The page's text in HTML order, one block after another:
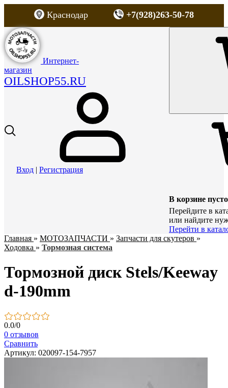
Краснодар +7(928)263-50-78
Интернет-
магазин
OILSHOP55.RU
Вход | Регистрация
В корзине пусто
Перейдите в
или найдите
Перейти в
Главная » МОТОЗАПЧАСТИ » Запчасти для скутеров »
Ходовка » Тормозная система
Тормозной диск Stels/Keeway
d-190mm
0.0/0
0 отзывов
Сравнить
Артикул: 020097-154-7957